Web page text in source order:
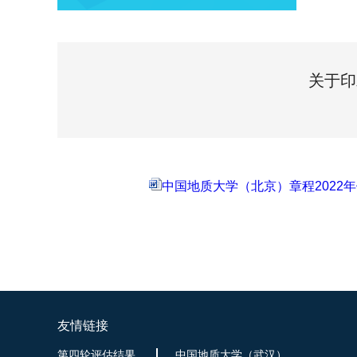
关于
中国地质大学（北京）章程2022
友情链接